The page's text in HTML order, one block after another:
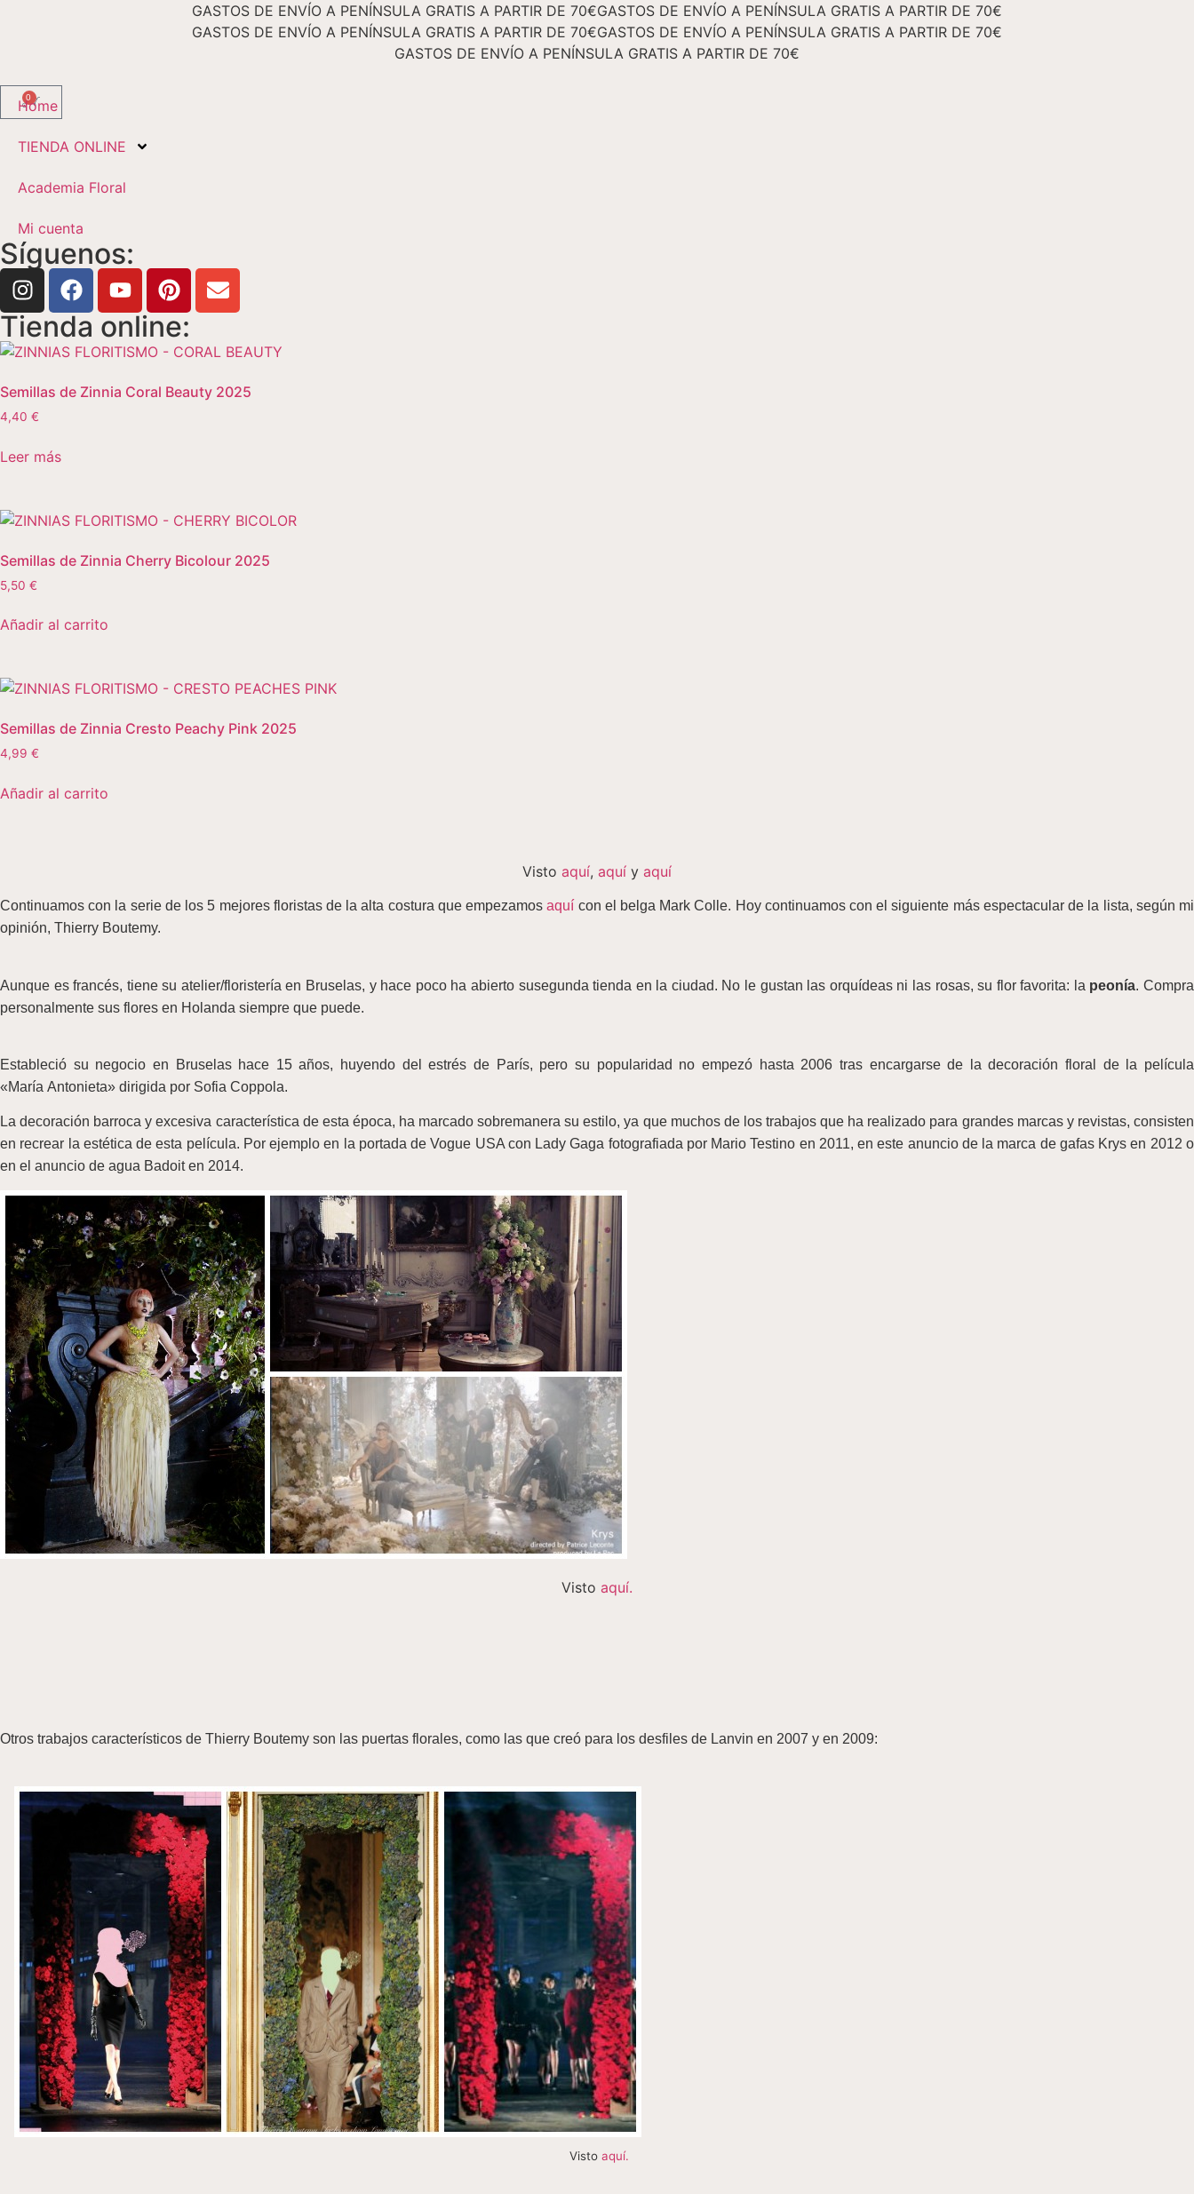
GASTOS DE ENVÍO A PENÍNSULA GRATIS A PARTIR DE 70€GASTOS DE ENVÍO A PENÍNSULA GRATIS A PARTIR DE 70€
GASTOS DE ENVÍO A PENÍNSULA GRATIS A PARTIR DE 70€GASTOS DE ENVÍO A PENÍNSULA GRATIS A PARTIR DE 70€
GASTOS DE ENVÍO A PENÍNSULA GRATIS A PARTIR DE 70€
Home
TIENDA ONLINE
Academia Floral
Mi cuenta
0
Síguenos:
Tienda online:
Semillas de Zinnia Coral Beauty 2025
4,40 €
Leer más
Semillas de Zinnia Cherry Bicolour 2025
5,50 €
Añadir al carrito
Semillas de Zinnia Cresto Peachy Pink 2025
4,99 €
Añadir al carrito
Visto aquí, aquí y aquí
Continuamos con la serie de los 5 mejores floristas de la alta costura que empezamosaquí con el belga Mark Colle. Hoy continuamos con el siguiente más espectacular de la lista, según mi
opinión, Thierry Boutemy.
Aunque es francés, tiene su atelier/floristería en Bruselas, y hace poco ha abierto susegunda tienda en la ciudad. No le gustan las orquídeas ni las rosas, su flor favorita: la peonía. Compra
personalmente sus flores en Holanda siempre que puede.
Estableció su negocio en Bruselas hace 15 años, huyendo del estrés de París, pero su popularidad no empezó hasta 2006 tras encargarse de la decoración floral de la película
«María Antonieta» dirigida por Sofia Coppola.
La decoración barroca y excesiva característica de esta época, ha marcado sobremanera su estilo, ya que muchos de los trabajos que ha realizado para grandes marcas y revistas, consisten
en recrear la estética de esta película. Por ejemplo en la portada de Vogue USA con Lady Gaga fotografiada por Mario Testino en 2011, en este anuncio de la marca de gafas Krys en 2012 o
en el anuncio de agua Badoit en 2014.
Visto aquí.
Otros trabajos característicos de Thierry Boutemy son las puertas florales, como las que creó para los desfiles de Lanvin en 2007 y en 2009:
Visto aquí.